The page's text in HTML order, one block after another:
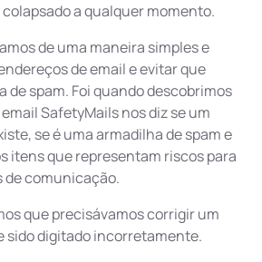
a qualquer momento.
de uma maneira simples e
de email e evitar que
de spam. Foi quando descobrimos
SafetyMails nos diz se um
se é uma armadilha de spam e
itens que representam riscos para
de comunicação.
que precisávamos corrigir um
sido digitado incorretamente.